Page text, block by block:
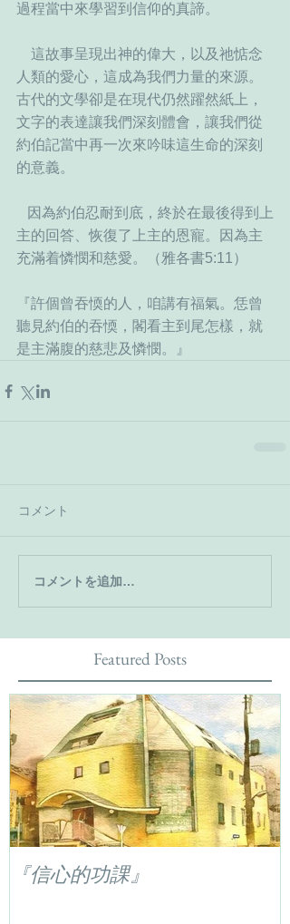
過程當中來學習到信仰的真諦。
人類的愛心，這成為我們力量的來源。
古代的文學卻是在現代仍然躍然紙上，
文字的表達讓我們深刻體會，讓我們從
約伯記當中再一次來吟味這生命的深刻
的意義。
主的回答、恢復了上主的恩寵。因為主
充滿着憐憫和慈愛。（雅各書5:11）
『許個曾吞愞的人，咱講有福氣。恁曾
聽見約伯的吞愞，閣看主到尾怎樣，就
是主滿腹的慈悲及憐憫。』
コメント
コメントを追加…
Featured Posts
『信心的功課』